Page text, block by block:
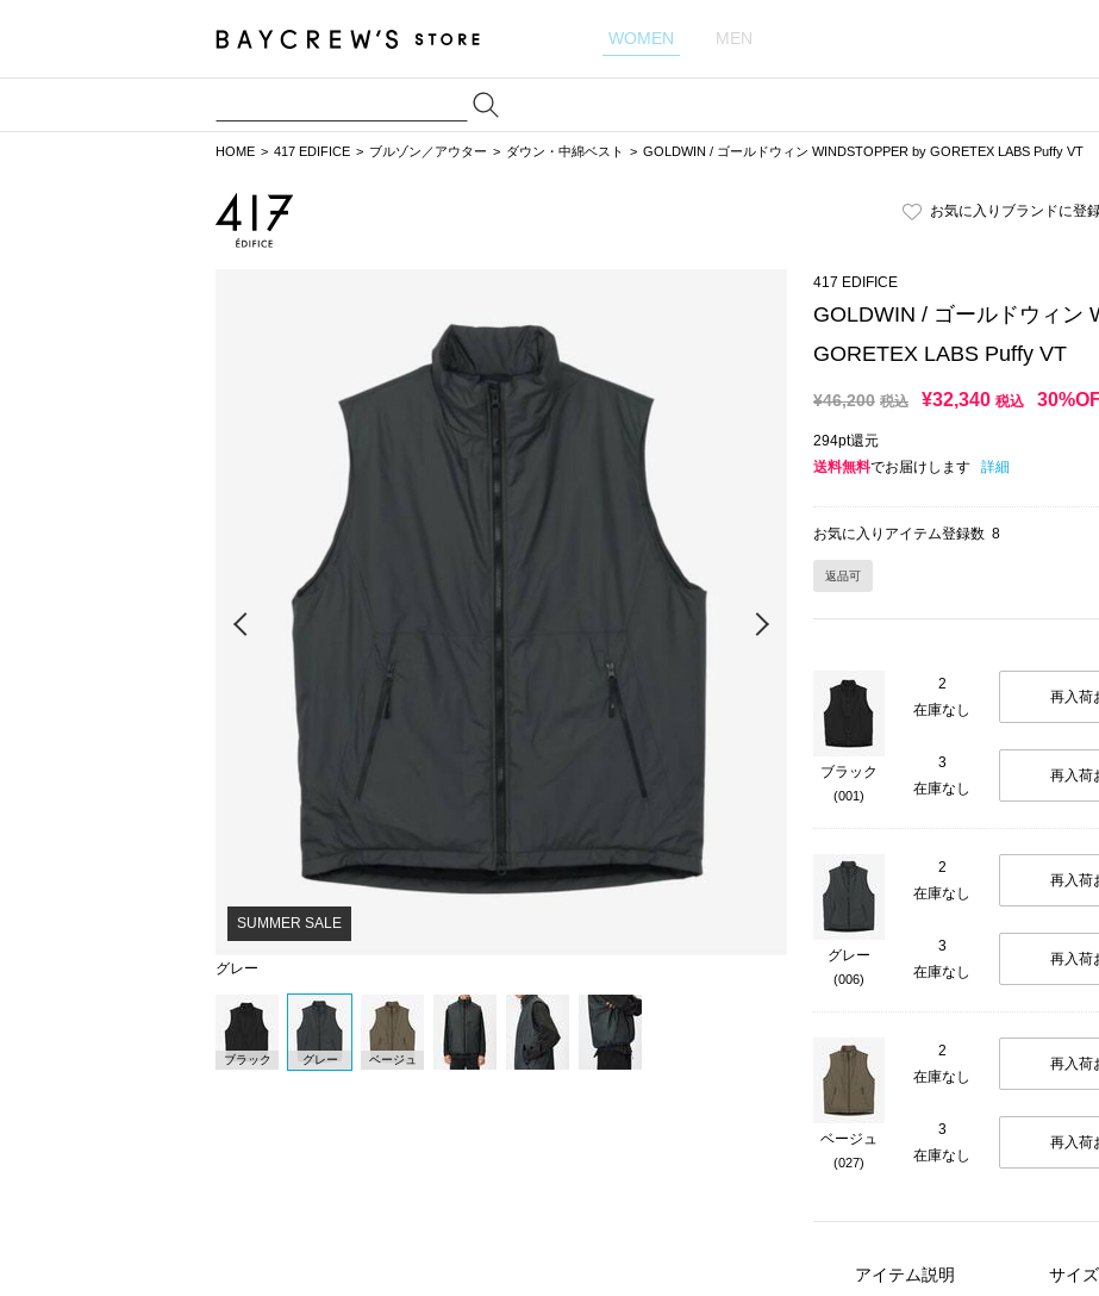
WOMEN MEN
HOME 417 EDIFICE ブルゾン／アウター ダウン・中綿ベスト GOLDWIN / ゴールドウィン WINDSTOPPER by GORETEX LABS Puffy VT
お気に入りブランドに登
グレー
Prev
SUMMER SALE
ブラック グレー ベージュ
417 EDIFICE
GOLDWIN / ゴールドウィン
GORETEX LABS Puffy VT
¥46,200 税込 ¥32,340 税込
294pt還元
送料無料でお届けします 詳細
お気に入りアイテム登録数 8
返品可
ブラック
(001)
2
在庫なし
再入荷
3
在庫なし
再入荷
グレー
(006)
2
在庫なし
再入荷
3
在庫なし
再入荷
ベージュ
(027)
2
在庫なし
再入荷
3
在庫なし
再入荷
アイテム説明 サイ